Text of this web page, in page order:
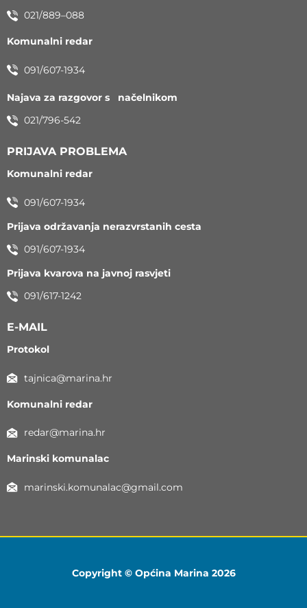
021/889–088
Komunalni redar
091/607-1934
Najava za razgovor s načelnikom
021/796-542
PRIJAVA PROBLEMA
Komunalni redar
091/607-1934
Prijava održavanja nerazvrstanih cesta
091/607-1934
Prijava kvarova na javnoj rasvjeti
091/617-1242
E-MAIL
Protokol
tajnica@marina.hr
Komunalni redar
redar@marina.hr
Marinski komunalac
marinski.komunalac@gmail.com
Copyright © Općina Marina 2026